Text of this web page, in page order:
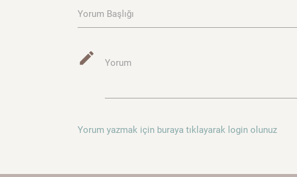
Yorum Başlığı
mode_edit Yorum
Yorum yazmak için buraya tıklayarak login olunuz